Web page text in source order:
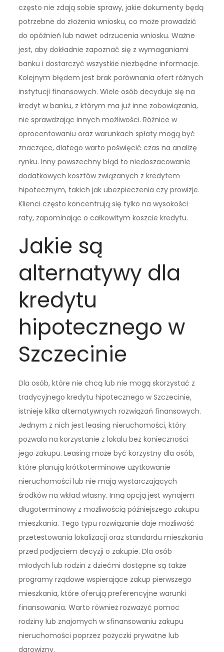
często nie zdają sobie sprawy, jakie dokumenty będą
potrzebne do złożenia wniosku, co może prowadzić
do opóźnień lub nawet odrzucenia wniosku. Ważne
jest, aby dokładnie zapoznać się z wymaganiami
banku i dostarczyć wszystkie niezbędne informacje.
Kolejnym błędem jest brak porównania ofert różnych
instytucji finansowych. Wiele osób decyduje się na
kredyt w banku, z którym ma już inne zobowiązania,
nie sprawdzając innych możliwości. Różnice w
oprocentowaniu oraz warunkach spłaty mogą być
znaczące, dlatego warto poświęcić czas na analizę
rynku. Inny powszechny błąd to niedoszacowanie
dodatkowych kosztów związanych z kredytem
hipotecznym, takich jak ubezpieczenia czy prowizje.
Klienci często koncentrują się tylko na wysokości
raty, zapominając o całkowitym koszcie kredytu.
Jakie są
alternatywy dla
kredytu
hipotecznego w
Szczecinie
Dla osób, które nie chcą lub nie mogą skorzystać z
tradycyjnego kredytu hipotecznego w Szczecinie,
istnieje kilka alternatywnych rozwiązań finansowych.
Jednym z nich jest leasing nieruchomości, który
pozwala na korzystanie z lokalu bez konieczności
jego zakupu. Leasing może być korzystny dla osób,
które planują krótkoterminowe użytkowanie
nieruchomości lub nie mają wystarczających
środków na wkład własny. Inną opcją jest wynajem
długoterminowy z możliwością późniejszego zakupu
mieszkania. Tego typu rozwiązanie daje możliwość
przetestowania lokalizacji oraz standardu mieszkania
przed podjęciem decyzji o zakupie. Dla osób
młodych lub rodzin z dziećmi dostępne są także
programy rządowe wspierające zakup pierwszego
mieszkania, które oferują preferencyjne warunki
finansowania. Warto również rozważyć pomoc
rodziny lub znajomych w sfinansowaniu zakupu
nieruchomości poprzez pożyczki prywatne lub
darowizny.